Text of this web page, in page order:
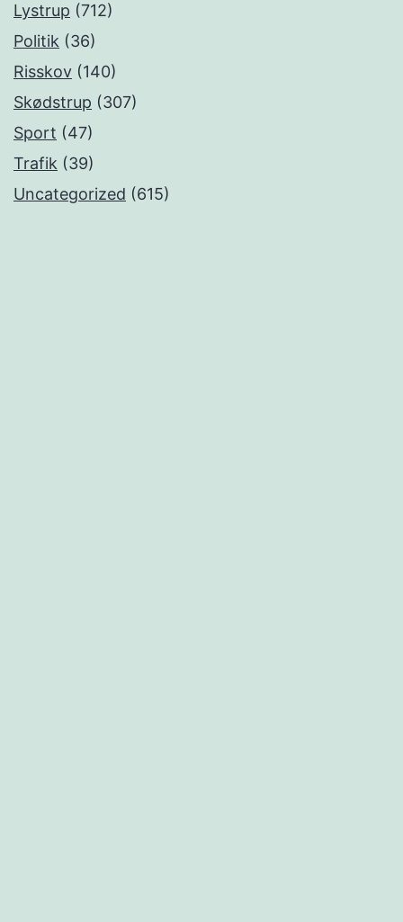
Lystrup (712)
Politik (36)
Risskov (140)
Skødstrup (307)
Sport (47)
Trafik (39)
Uncategorized (615)